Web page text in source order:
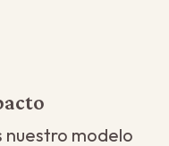
nuestro modelo